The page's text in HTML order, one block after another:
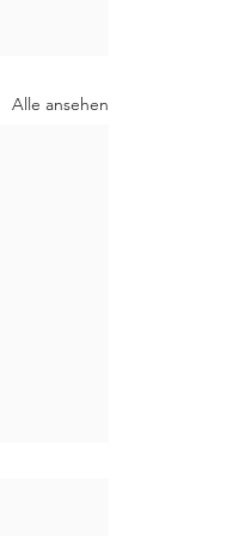
Alle ansehen